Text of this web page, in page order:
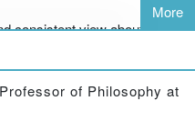
consistent view about how
in corporeal substances?
without God?
More
of Philosophy at